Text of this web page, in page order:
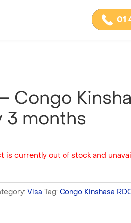
01
Congo
3 months
is currently out of stock and
Visa Tag: Congo Kinshasa